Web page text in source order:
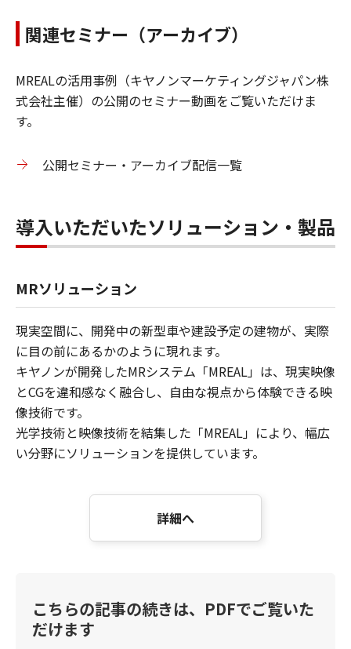
関連セミナー（アーカイブ）
MREALの活用事例（キヤノンマーケティングジャパン株
式会社主催）の公開のセミナー動画をご覧いただけま
す。
公開セミナー・アーカイブ配信一覧
導入いただいたソリューション・製品
MRソリューション
現実空間に、開発中の新型車や建設予定の建物が、実際
に目の前にあるかのように現れます。
キヤノンが開発したMRシステム「MREAL」は、現実映像
とCGを違和感なく融合し、自由な視点から体験できる映
像技術です。
光学技術と映像技術を結集した「MREAL」により、幅広
い分野にソリューションを提供しています。
詳細へ
こちらの記事の続きは、PDFでご覧いた
だけます